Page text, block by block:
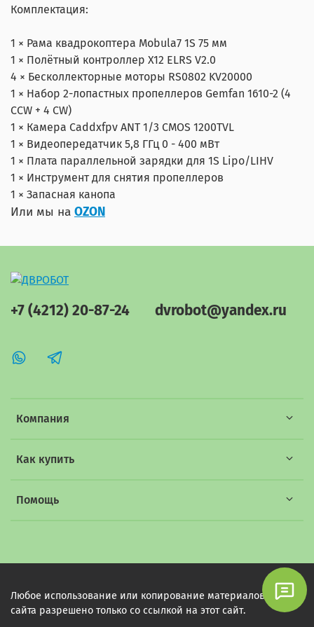
Комплектация:
1 × Рама квадрокоптера Mobula7 1S 75 мм
1 × Полётный контроллер X12 ELRS V2.0
4 × Бесколлекторные моторы RS0802 KV20000
1 × Набор 2-лопастных пропеллеров Gemfan 1610-2 (4
CCW + 4 CW)
1 × Камера Caddxfpv ANT 1/3 CMOS 1200TVL
1 × Видеопередатчик 5,8 ГГц 0 - 400 мВт
1 × Плата параллельной зарядки для 1S Lipo/LIHV
1 × Инструмент для снятия пропеллеров
1 × Запасная канопа
Или мы на OZON
Компания
Как купить
Помощь
+7 (4212) 20-87-24 dvrobot@yandex.ru
Любое использование или копирование материалов этого
сайта разрешено только со ссылкой на этот сайт.